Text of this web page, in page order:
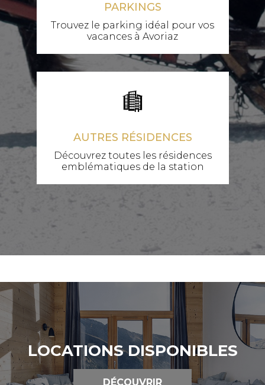
PARKINGS
Trouvez le parking idéal pour vos
vacances à Avoriaz
AUTRES RÉSIDENCES
Découvrez toutes les résidences
emblématiques de la station
LOCATIONS DISPONIBLES
DÉCOUVRIR